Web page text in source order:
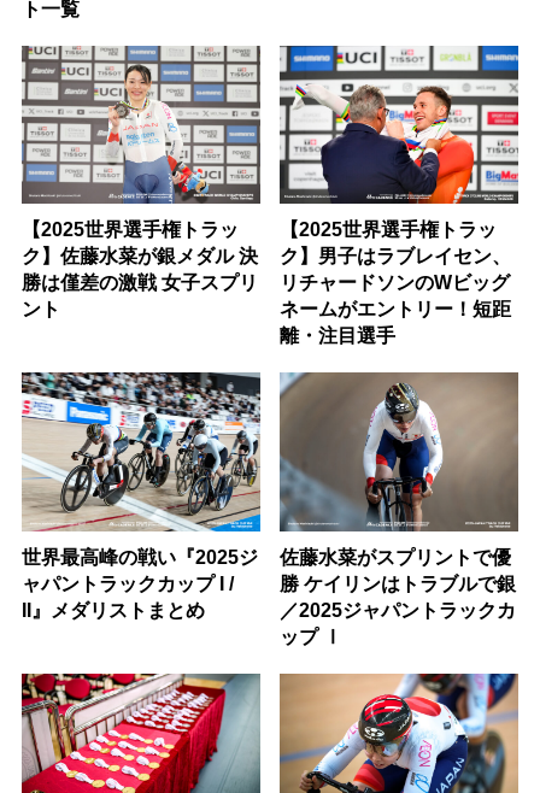
ト一覧
【2025世界選手権トラッ
ク】佐藤水菜が銀メダル 決
勝は僅差の激戦 女子スプリ
ント
【2025世界選手権トラッ
ク】男子はラブレイセン、
リチャードソンのWビッグ
ネームがエントリー！短距
離・注目選手
世界最高峰の戦い『2025ジ
ャパントラックカップ I /
II』メダリストまとめ
佐藤水菜がスプリントで優
勝 ケイリンはトラブルで銀
／2025ジャパントラックカ
ップ Ⅰ